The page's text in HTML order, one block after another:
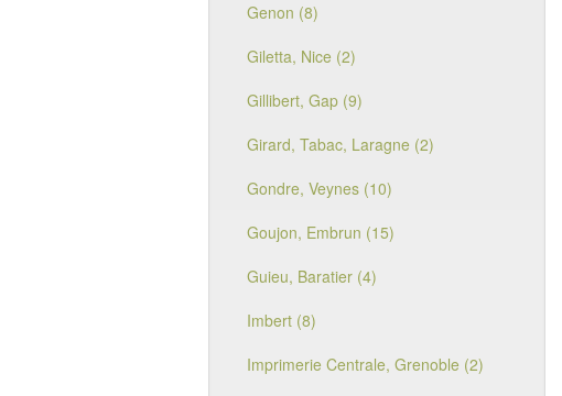
Genon (8)
Giletta, Nice (2)
Gillibert, Gap (9)
Girard, Tabac, Laragne (2)
Gondre, Veynes (10)
Goujon, Embrun (15)
Guieu, Baratier (4)
Imbert (8)
Imprimerie Centrale, Grenoble (2)